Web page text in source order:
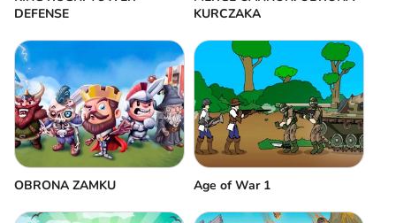
DEFENSE
KURCZAKA
OBRONA ZAMKU Age of War 1